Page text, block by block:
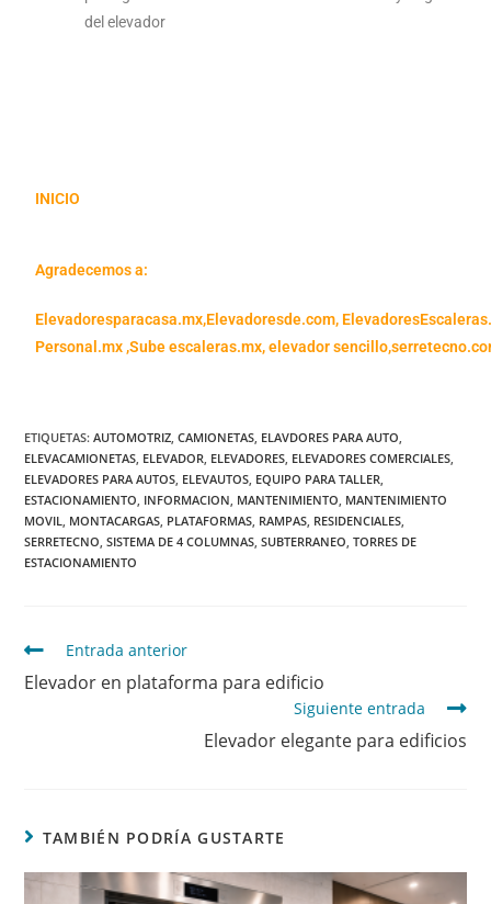
del elevador
INICIO
Agradecemos a:
Elevadoresparacasa.mx,Elevadoresde.com,
Personal.mx ,Sube escaleras.mx,elevador sencillo,
ETIQUETAS:AUTOMOTRIZ, CAMIONETAS, ELAVDORES PARA AUTO,
ELEVACAMIONETAS, ELEVADOR, ELEVADORES, ELEVADORES COMERCIALES,
ELEVADORES PARA AUTOS, ELEVAUTOS, EQUIPO PARA TALLER,
ESTACIONAMIENTO, INFORMACION, MANTENIMIENTO, MANTENIMIENTO
MOVIL, MONTACARGAS, PLATAFORMAS, RAMPAS, RESIDENCIALES,
SERRETECNO, SISTEMA DE 4 COLUMNAS, SUBTERRANEO, TORRES DE
ESTACIONAMIENTO
Entrada anterior
Elevador en plataforma para edificio
Siguiente entrada
Elevador elegante para edificios
TAMBIÉN PODRÍA GUSTARTE